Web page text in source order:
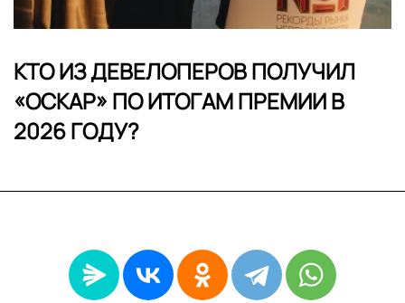
КТО ИЗ ДЕВЕЛОПЕРОВ ПОЛУЧИЛ
«ОСКАР» ПО ИТОГАМ ПРЕМИИ В
2026 ГОДУ?